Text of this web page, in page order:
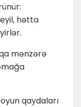
hətta
mənzərə
qaydaları